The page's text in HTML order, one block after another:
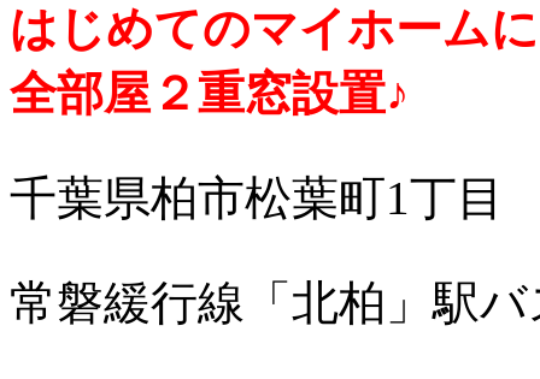
はじめてのマイホーム
全部屋２重窓設置♪
千葉県柏市松葉町1丁目
常磐緩行線「北柏」駅